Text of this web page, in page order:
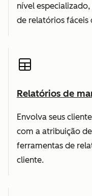
nível
de relatórios fáceis
Relatórios de
Envolva seus
com a atribuição
ferramentas de
cliente.